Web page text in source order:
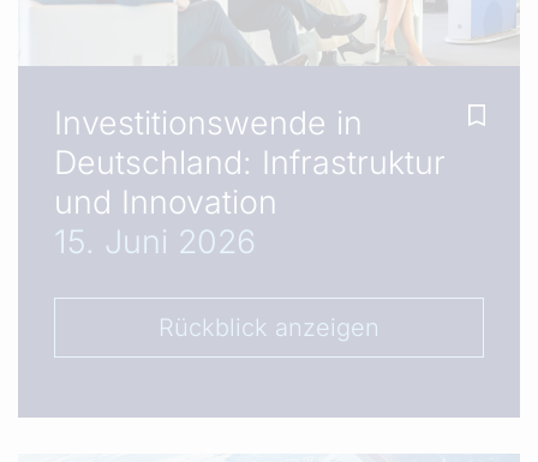
Investitionswende in
Deutschland: Infrastruktur
und Innovation
15. Juni 2026
Rückblick anzeigen